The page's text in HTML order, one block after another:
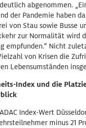
abgenommen.
der Pandemie haben
von Stau sowie Busse
zur Normalität wird
empfunden.“ Nicht
von Krisen die
Lebensumständen
Index und die
Index-Wert
minus 21